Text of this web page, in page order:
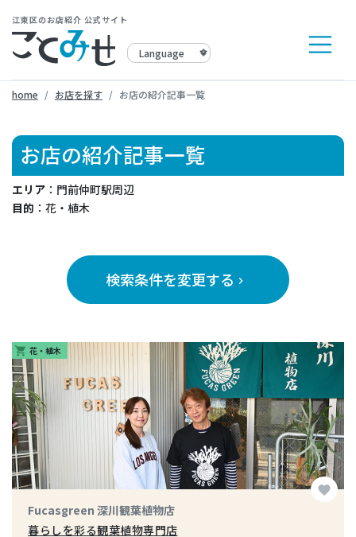
江東区のお店紹介 公式サイト
home お店を探す お店の紹介記事一覧
お店の紹介記事一覧
エリア ：門前仲町駅周辺
目的 ：花・植木
検索条件を変更する keyboard_arrow_right
shopping_cart 花・植木
favorite
Fucasgreen 深川観葉植物店
暮らしを彩る観葉植物専門店